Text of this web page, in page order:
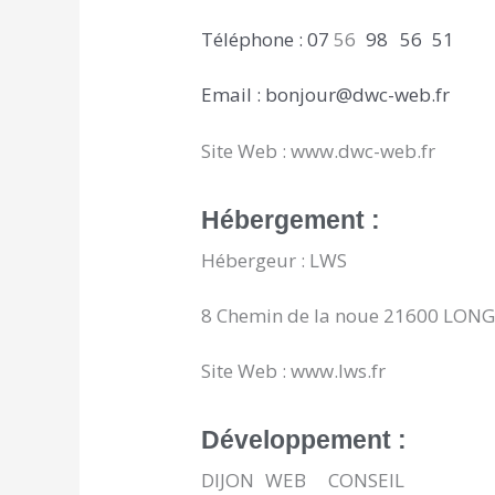
Téléphone : 0756 x98 A56 *51
Email : bonjour@dwc-web.fr
Site Web :www.dwc-web.fr
Hébergement :
Hébergeur : LWS
8 Chemin de la noue 21600
Site Web : www.lws.fr
Développement :
DIJON XWEB XXCONSEIL